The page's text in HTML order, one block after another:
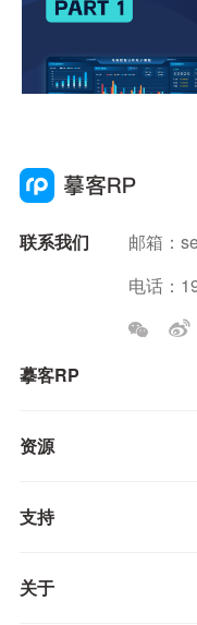
联系我们 邮箱：
电话：
摹客RP
资源
支持
关于